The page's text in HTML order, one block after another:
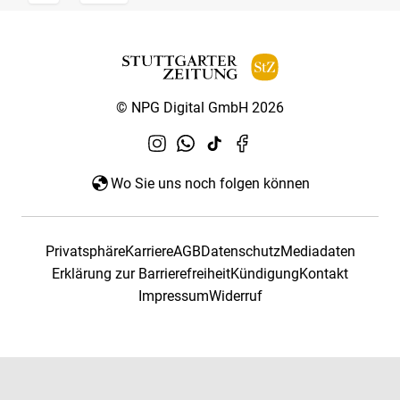
© NPG Digital GmbH 2026
Wo Sie uns noch folgen können
PrivatsphäreKarriereAGBDatenschutzMediadaten
Erklärung zur BarrierefreiheitKündigungKontakt
ImpressumWiderruf